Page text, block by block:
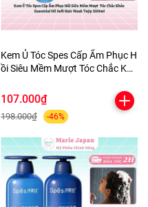
Kem Ủ Tóc Spes Cấp Ẩm Phục H
ồi Siêu Mềm Mượt Tóc Chắc Khỏ
ýp 200ml
107.000₫
198.000₫ -46%